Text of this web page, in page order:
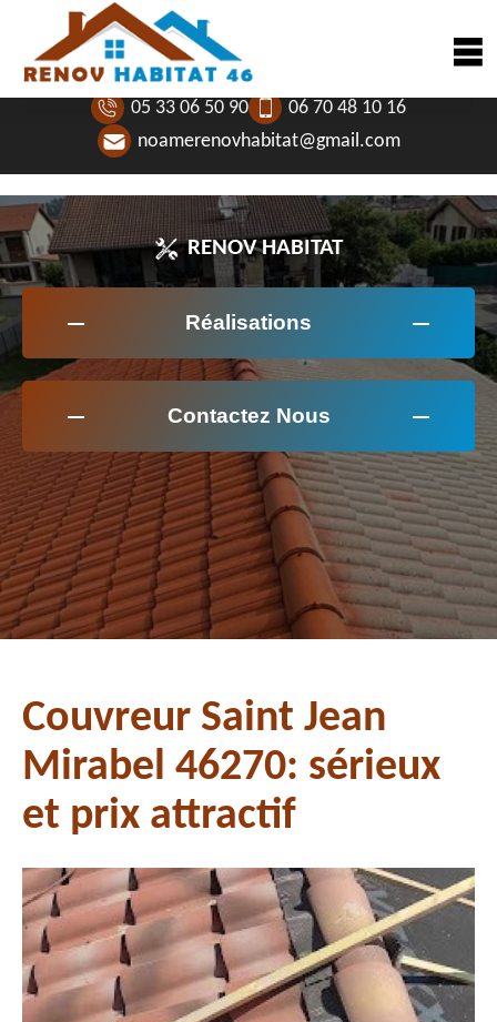
05 33 06 50 90
06 70 48 10 16
noamerenovhabitat@gmail.com
RENOV HABITAT
Réalisations
Contactez Nous
Couvreur Saint Jean
Mirabel 46270: sérieux
et prix attractif